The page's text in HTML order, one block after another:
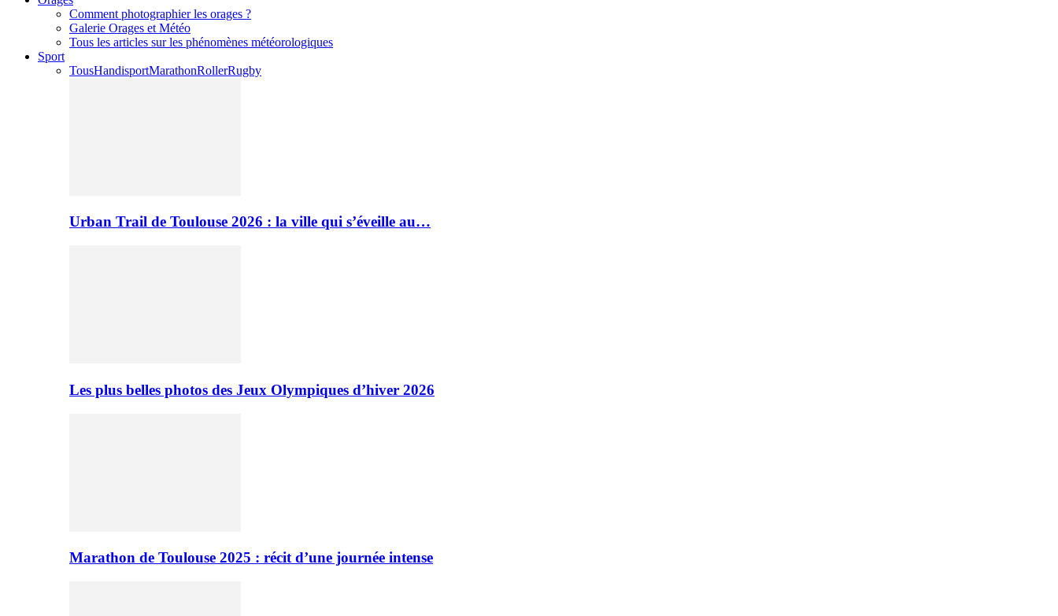
Comment photographier les orages ?
Galerie Orages et Météo
Tous les articles sur les phénomènes météorologiques
Sport
TousHandisportMarathonRollerRugby
Urban Trail de Toulouse 2026 : la ville qui s’éveille au…
Les plus belles photos des Jeux Olympiques d’hiver 2026
Marathon de Toulouse 2025 : récit d’une journée intense